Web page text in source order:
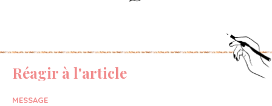
Réagir à l'article
MESSAGE